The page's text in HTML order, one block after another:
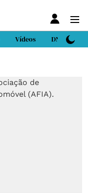
Vídeos DN Sport